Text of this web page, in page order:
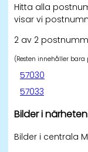
Hitta alla
visar vi
2 av 2
(Resten innehåller bara
57030
57033
Bilder i närheten
Bilder i centrala